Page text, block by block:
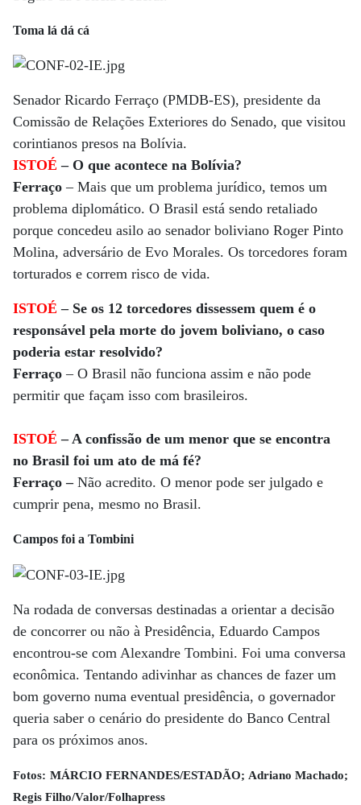
Toma lá dá cá
Senador Ricardo Ferraço (PMDB-ES), presidente da
Comissão de Relações Exteriores do Senado, que visitou
corintianos presos na Bolívia.
ISTOÉ– O que acontece na Bolívia?
Ferraço– Mais que um problema jurídico, temos um
problema diplomático. O Brasil está sendo retaliado
porque concedeu asilo ao senador boliviano Roger Pinto
Molina, adversário de Evo Morales. Os torcedores foram
torturados e correm risco de vida.
ISTOÉ– Se os 12 torcedores dissessem quem é o
responsável pela morte do jovem boliviano, o caso
poderia estar resolvido?
Ferraço– O Brasil não funciona assim e não pode
permitir que façam isso com brasileiros.
ISTOÉ – A confissão de um menor que se encontra
no Brasil foi um ato de má fé?
Ferraço –Não acredito. O menor pode ser julgado e
cumprir pena, mesmo no Brasil.
Campos foi a Tombini
Na rodada de conversas destinadas a orientar a decisão
de concorrer ou não à Presidência, Eduardo Campos
encontrou-se com Alexandre Tombini. Foi uma conversa
econômica. Tentando adivinhar as chances de fazer um
bom governo numa eventual presidência, o governador
queria saber o cenário do presidente do Banco Central
para os próximos anos.
Fotos: MÁRCIO FERNANDES/ESTADÃO; Adriano Machado;
Regis Filho/Valor/Folhapress